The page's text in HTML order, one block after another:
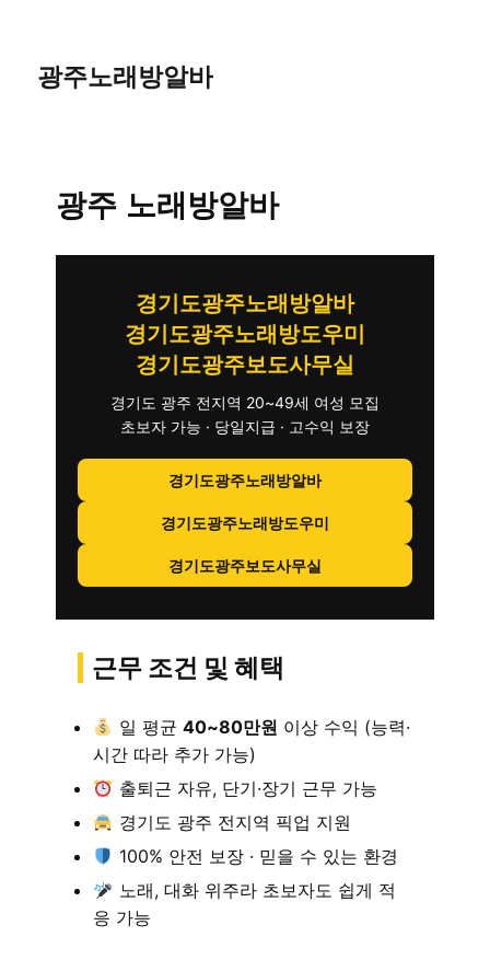
광주노래방알바
광주 노래방알바
경기도광주노래방알바
경기도광주노래방도우미
경기도광주보도사무실
경기도 광주 전지역 20~49세 여성 모집
초보자 가능 · 당일지급 · 고수익 보장
경기도광주노래방알바
경기도광주노래방도우미
경기도광주보도사무실
근무 조건 및 혜택
일 평균 40~80만원 이상 수익 (능력·
시간 따라 추가 가능)
출퇴근 자유, 단기·장기 근무 가능
경기도 광주 전지역 픽업 지원
100% 안전 보장 · 믿을 수 있는 환경
노래, 대화 위주라 초보자도 쉽게 적
응 가능